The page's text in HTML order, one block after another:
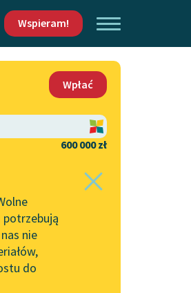
Wspieram!
wykorzystania
Lektur
promocyjne
Wpłać
600 000 zł
potrzebują
nie
do